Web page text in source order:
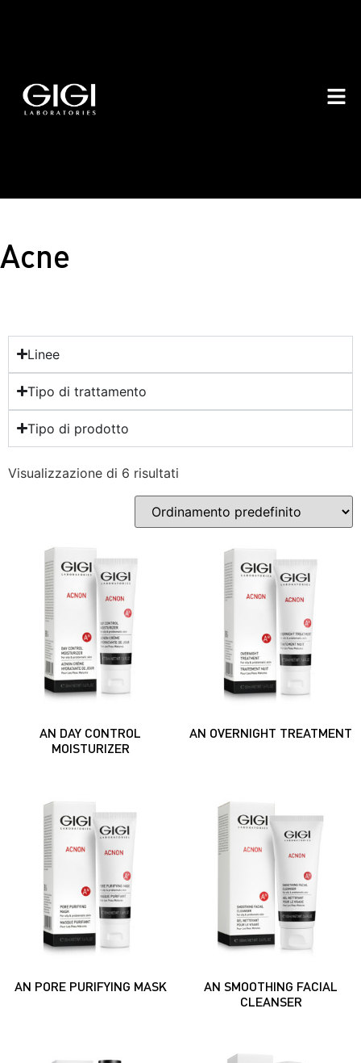
Acne
Linee
Tipo di trattamento
Tipo di prodotto
Visualizzazione di 6 risultati
AN DAY CONTROL
MOISTURIZER
AN OVERNIGHT TREATMENT
AN PORE PURIFYING MASK
AN SMOOTHING FACIAL
CLEANSER